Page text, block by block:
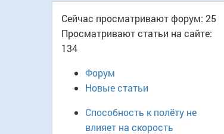
Сейчас просматривают форум: 25
Просматривают статьи на сайте:
134
Форум
Новые статьи
Способность к полёту не
влияет на скорость